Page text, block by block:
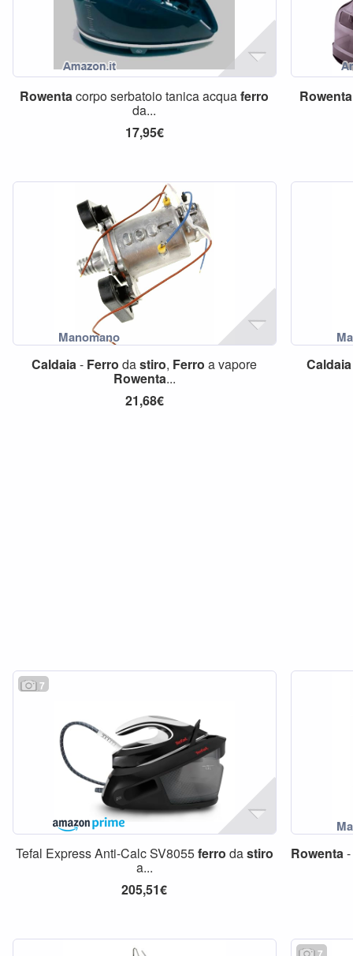
Rowentacorpo serbatoio tanica acquaferro
da...
17,95€
Rowenta
Caldaia- Ferro dastiro, Ferro a vapore
Rowenta...
21,68€
Caldaia
7
Tefal Express Anti-Calc SV8055ferro dastiro
a...
205,51€
Rowenta